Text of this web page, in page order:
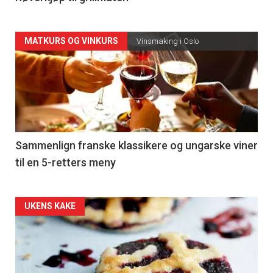
Forsiden
akkurat
nå
-
5
MATKURS OG VINKURS Vinsmaking i Oslo
Sammenlign franske klassikere og ungarske viner
til en 5-retters meny
Forsiden
akkurat
nå
UKENS KAKE